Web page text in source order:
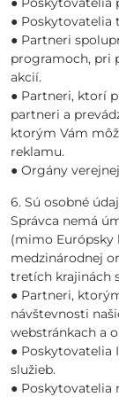
● Poskytovatelia
● Partneri
programoch, pri
akcií.
● Partneri, ktorí
partneri a
ktorým Vám
reklamu.
● Orgány
6. Sú osobné
Správca nemá
(mimo Európsky
medzinárodnej
tretích krajinách
● Partneri,
návštevnosti
webstránkach a
● Poskytovatelia
služieb.
● Poskytovatelia